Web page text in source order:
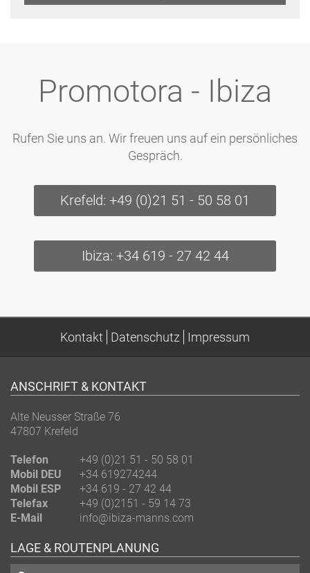
Promotora - Ibiza
Rufen Sie uns an. Wir freuen uns auf ein persönliches
Gespräch.
Krefeld: +49 (0)21 51 - 50 58 01
Ibiza: +34 619 - 27 42 44
Kontakt Datenschutz Impressum
ANSCHRIFT & KONTAKT
Alte Neusser Straße 76
47807 Krefeld
Telefon
+49 (0)21 51 - 50 58 01
Mobil DEU
+34 619274244
Mobil ESP
+34 619 - 27 42 44
Telefax
+49 (0)2151 - 59 14 73
E-Mail
info@ibiza-manns.com
LAGE & ROUTENPLANUNG